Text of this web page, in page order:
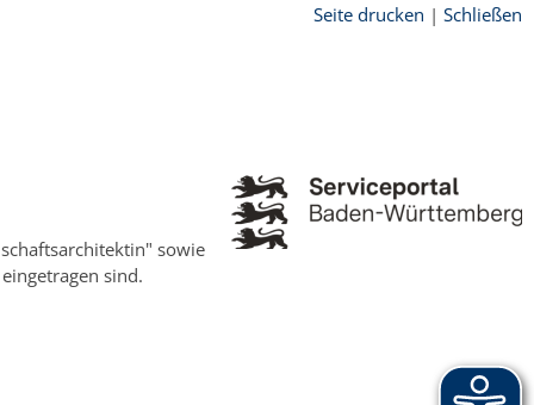
Seite drucken | Schließen
sowie
sind.